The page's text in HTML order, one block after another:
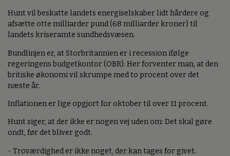
Hunt vil beskatte landets energiselskaber lidt hårdere og
afsætte otte milliarder pund (68 milliarder kroner) til
landets kriseramte sundhedsvæsen.
Bundlinjen er, at Storbritannien er i recession ifølge
regeringens budgetkontor (OBR). Her forventer man, at den
britiske økonomi vil skrumpe med to procent over det
næste år.
Inflationen er lige opgjort for oktober til over 11 procent.
Hunt siger, at der ikke er nogen vej uden om: Det skal gøre
ondt, før det bliver godt.
- Troværdighed er ikke noget, der kan tages for givet.